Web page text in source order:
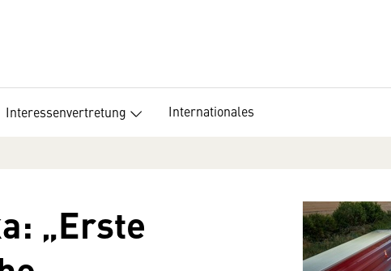
Interessenvertretung Internationales
„Erste